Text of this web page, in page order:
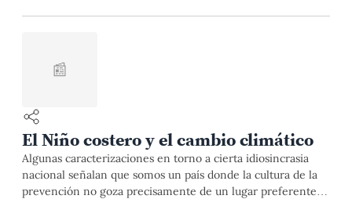
📰
El Niño costero y el cambio climático
Algunas caracterizaciones en torno a cierta idiosincrasia
nacional señalan que somos un país donde la cultura de la
prevención no goza precisamente de un lugar preferente